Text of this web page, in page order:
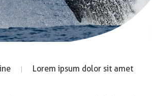
Lorem ipsum dolor sit amet